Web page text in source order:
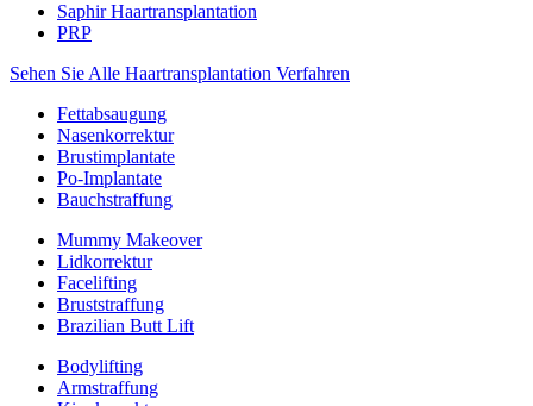
Saphir Haartransplantation
PRP
Sehen Sie Alle Haartransplantation Verfahren
Fettabsaugung
Nasenkorrektur
Brustimplantate
Po-Implantate
Bauchstraffung
Mummy Makeover
Lidkorrektur
Facelifting
Bruststraffung
Brazilian Butt Lift
Bodylifting
Armstraffung